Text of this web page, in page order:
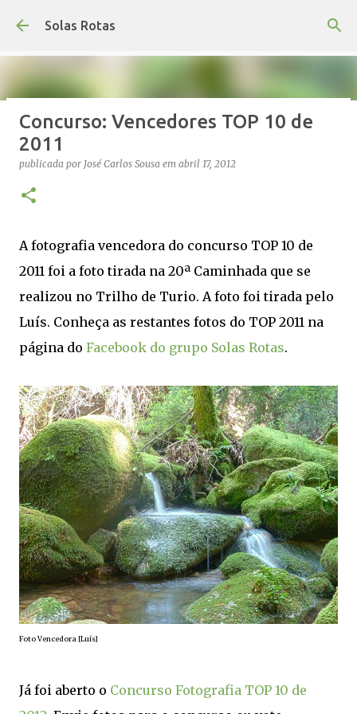
Avançar para o conteúdo principal
Solas Rotas
Os Solas Rotas estão de férias
publicada porsaos emjulho 03, 2026 FÉRIAS
Concurso: Vencedores TOP 10 de
2011
publicada por José Carlos Sousa em abril 17, 2012
A fotografia vencedora do concurso TOP 10 de
2011 foi a foto tirada na 20ª Caminhada que se
realizou no Trilho de Turio. A foto foi tirada pelo
Luís. Conheça as restantes fotos do TOP 2011 na
página do Facebook do grupo Solas Rotas.
Foto Vencedora [Luís]
Já foi aberto o Concurso Fotografia TOP 10 de